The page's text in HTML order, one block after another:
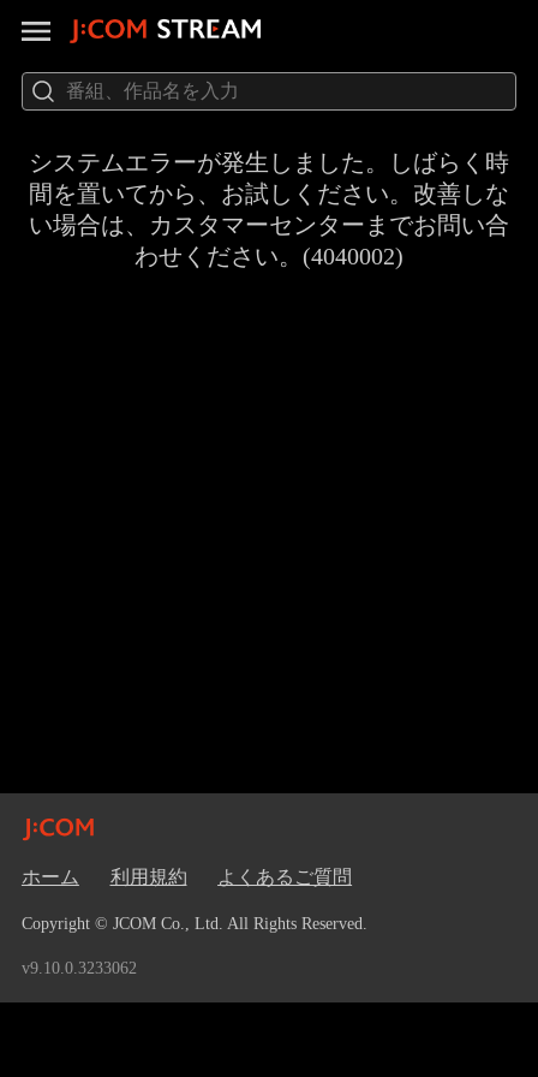
システムエラーが発生しました。しばらく時
間を置いてから、お試しください。改善しな
い場合は、カスタマーセンターまでお問い合
わせください。(4040002)
ホーム 利用規約 よくあるご質問
Copyright © JCOM Co., Ltd. All Rights Reserved.
v9.10.0.3233062